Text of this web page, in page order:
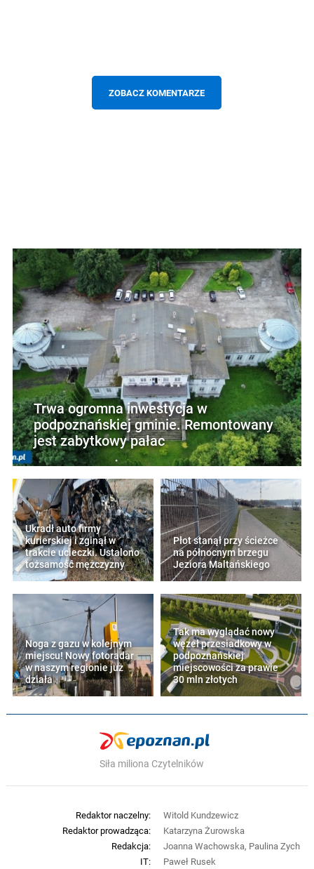
ZOBACZ KOMENTARZE
Trwa ogromna inwestycja w
podpoznańskiej gminie. Remontowany
jest zabytkowy pałac
Ukradł auto firmy
kurierskiej i zginął w
trakcie ucieczki. Ustalono
tożsamość mężczyzny
Płot stanął przy ścieżce
na północnym brzegu
Jeziora Maltańskiego
Noga z gazu w kolejnym
miejscu! Nowy fotoradar
w naszym regionie już
działa
Tak ma wyglądać nowy
węzeł przesiadkowy w
podpoznańskiej
miejscowości za prawie
30 mln złotych
Siła miliona Czytelników
Redaktor naczelny:
Witold Kundzewicz
Redaktor prowadząca:
Katarzyna Żurowska
Redakcja:
Joanna Wachowska, Paulina Zych
IT:
Paweł Rusek